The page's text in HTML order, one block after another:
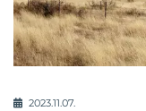
2023.11.07.